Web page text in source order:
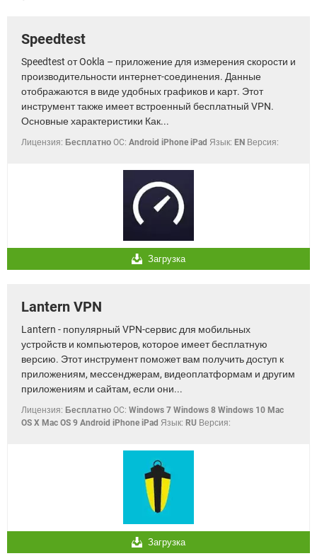
Speedtest
Speedtest от Ookla – приложение для измерения скорости и
производительности интернет-соединения. Данные
отображаются в виде удобных графиков и карт. Этот
инструмент также имеет встроенный бесплатный VPN.
Основные характеристики Как...
Лицензия: Бесплатно OC: Android iPhone iPad Язык: EN Версия:
Загрузка
Lantern VPN
Lantern - популярный VPN-сервис для мобильных
устройств и компьютеров, которое имеет бесплатную
версию. Этот инструмент поможет вам получить доступ к
приложениям, мессенджерам, видеоплатформам и другим
приложениям и сайтам, если они...
Лицензия: Бесплатно OC: Windows 7 Windows 8 Windows 10 Mac
OS X Mac OS 9 Android iPhone iPad Язык: RU Версия:
Загрузка